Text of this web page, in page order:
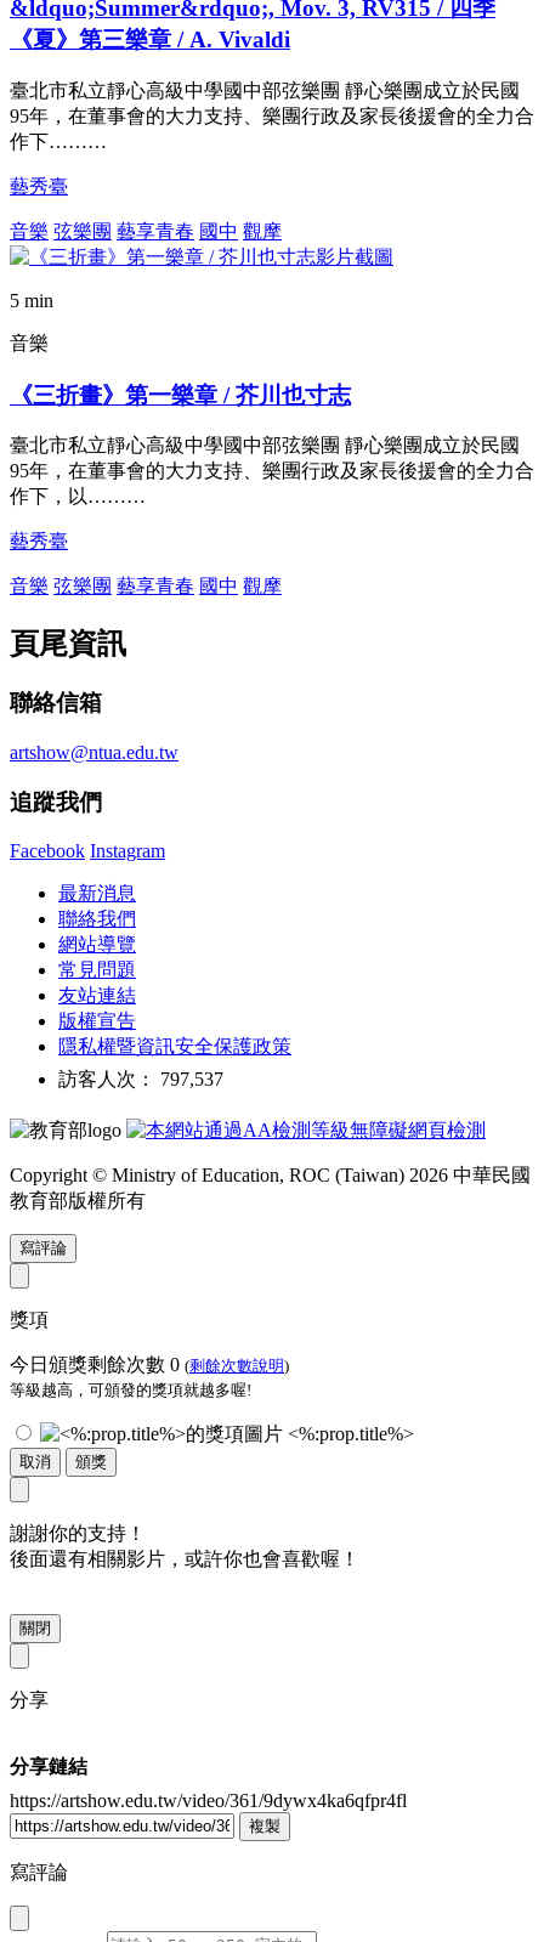
&ldquo;Summer&rdquo;, Mov. 3, RV315 / 四季
《夏》第三樂章 / A. Vivaldi
臺北市私立靜心高級中學國中部弦樂團 靜心樂團成立於民國
95年，在董事會的大力支持、樂團行政及家長後援會的全力合
作下………
藝秀臺
音樂 弦樂團 藝享青春 國中 觀摩
5 min
音樂
《三折畫》第一樂章 / 芥川也寸志
臺北市私立靜心高級中學國中部弦樂團 靜心樂團成立於民國
95年，在董事會的大力支持、樂團行政及家長後援會的全力合
作下，以………
藝秀臺
音樂 弦樂團 藝享青春 國中 觀摩
頁尾資訊
聯絡信箱
artshow@ntua.edu.tw
追蹤我們
Facebook Instagram
最新消息
聯絡我們
網站導覽
常見問題
友站連結
版權宣告
隱私權暨資訊安全保護政策
訪客人次： 797,537
Copyright © Ministry of Education, ROC (Taiwan) 2026 中華民國
教育部版權所有
寫評論
獎項
今日頒獎剩餘次數 0 (剩餘次數說明)
等級越高，可頒發的獎項就越多喔!
<%:prop.title%>
取消 頒獎
謝謝你的支持！
後面還有相關影片，或許你也會喜歡喔！
關閉
分享
分享鏈結
https://artshow.edu.tw/video/361/9dywx4ka6qfpr4fl
複製
寫評論